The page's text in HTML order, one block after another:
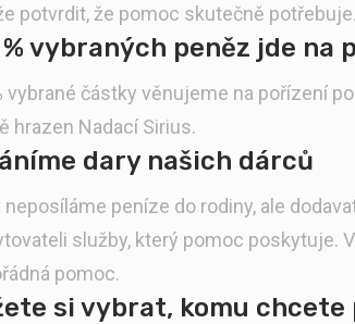
potvrdit, že pomoc skutečně potřebuje.
% vybraných peněz jde na
vybrané částky věnujeme na pořízení
hrazen Nadací Sirius.
dary našich dárců
neposíláme peníze do rodiny, ale
služby, který pomoc poskytuje.
pomoc.
si vybrat, komu chcete